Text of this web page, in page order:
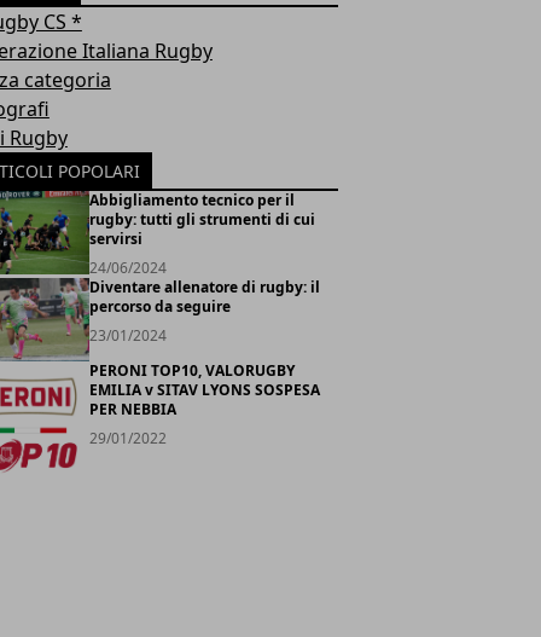
CS *
Italiana Rugby
categoria
Rugby
POPOLARI
Abbigliamento tecnico per il
rugby: tutti gli strumenti di cui
servirsi
24/06/2024
Diventare allenatore di rugby: il
percorso da seguire
23/01/2024
PERONI TOP10, VALORUGBY
EMILIA v SITAV LYONS SOSPESA
PER NEBBIA
29/01/2022